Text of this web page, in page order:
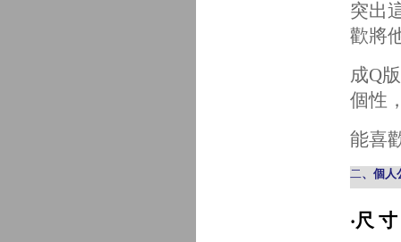
突出
歡將
成Q
個性
能喜
二、 個人
‧尺